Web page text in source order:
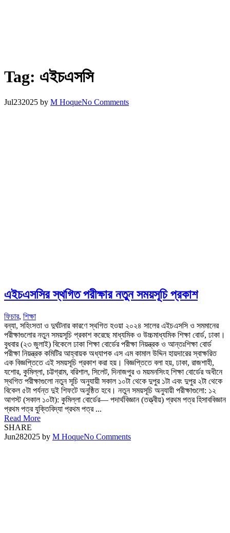
Tag: এইচএসসি
Jul232025 by M HoqueNo Comments
এইচএসসির স্থগিত পরীক্ষার নতুন সময়সূচি প্রকাশ
ফিচার, শিক্ষা
বন্যা, সহিংসতা ও দুর্ঘটনার কারণে স্থগিত হওয়া ২০২৪ সালের এইচএসসি ও সমমানের
পরীক্ষাগুলোর নতুন সময়সূচি প্রকাশ করেছে মাধ্যমিক ও উচ্চমাধ্যমিক শিক্ষা বোর্ড, ঢাকা।
বুধবার (২৩ জুলাই) বিকেলে ঢাকা শিক্ষা বোর্ডের পরীক্ষা নিয়ন্ত্রক ও আন্তঃশিক্ষা বোর্ড
পরীক্ষা নিয়ন্ত্রক কমিটির আহ্বায়ক অধ্যাপক এস এম কামাল উদ্দিন হায়দারের স্বাক্ষরিত
এক বিজ্ঞপ্তিতে এই সময়সূচি প্রকাশ করা হয়। বিজ্ঞপ্তিতে বলা হয়, ঢাকা, রাজশাহী,
যশোর, কুমিল্লা, চট্টগ্রাম, বরিশাল, সিলেট, দিনাজপুর ও ময়মনসিংহ শিক্ষা বোর্ডের অধীনে
স্থগিত পরীক্ষাগুলো নতুন সূচি অনুযায়ী সকাল ১০টা থেকে দুপুর ১টা এবং দুপুর ২টা থেকে
বিকেল ৫টা পর্যন্ত দুই শিফটে অনুষ্ঠিত হবে। নতুন সময়সূচি অনুযায়ী পরীক্ষাগুলো: ১২
আগস্ট (সকাল ১০টা): কুমিল্লা বোর্ডের— পদার্থবিজ্ঞান (তত্ত্বীয়) প্রথম পত্র হিসাববিজ্ঞান
প্রথম পত্র যুক্তিবিদ্যা প্রথম পত্র ...
Read More
SHARE
Jun282025 by M HoqueNo Comments